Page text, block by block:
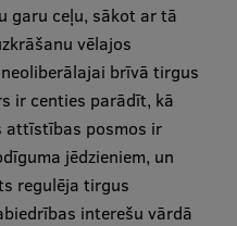
garu ceļu, sākot ar tā
vēlajos
brīvā tirgus
ir centies parādīt, kā
attīstības posmos ir
jēdzieniem, un
regulēja tirgus
interešu vārdā